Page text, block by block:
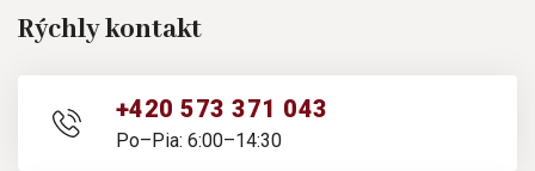
Rýchly kontakt
+420 573 371 043
Po–Pia: 6:00–14:30